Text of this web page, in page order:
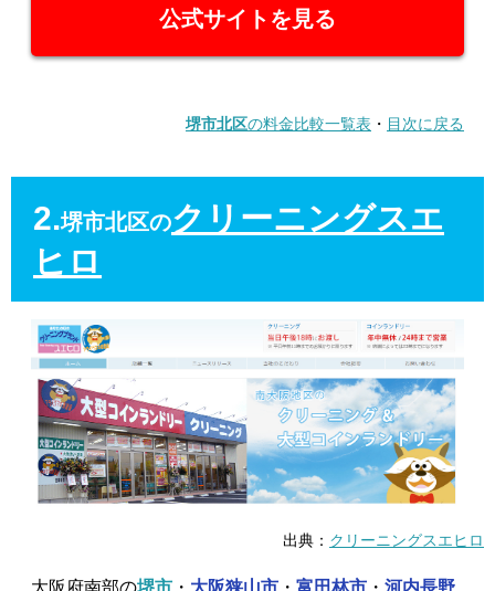
公式サイトを見る
堺市北区の料金比較一覧表 ・ 目次に戻る
2.堺市北区のクリーニングスエ
ヒロ
出典： クリーニングスエヒロ